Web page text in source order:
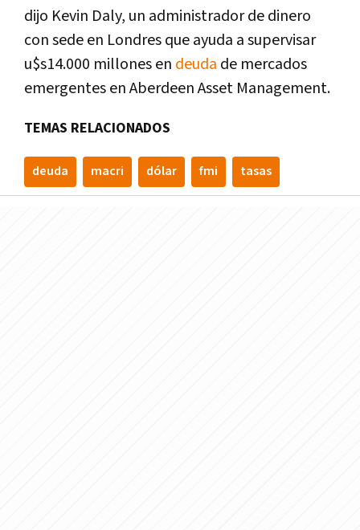
dijo Kevin Daly, un administrador de dinero
con sede en Londres que ayuda a supervisar
u$s14.000 millones en deuda de mercados
emergentes en Aberdeen Asset Management.
TEMAS RELACIONADOS
deuda macri dólar fmi tasas